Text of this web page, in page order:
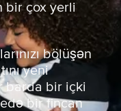
bir çox yerli
bölüşən
yeni
barda bir içki
bir fincan